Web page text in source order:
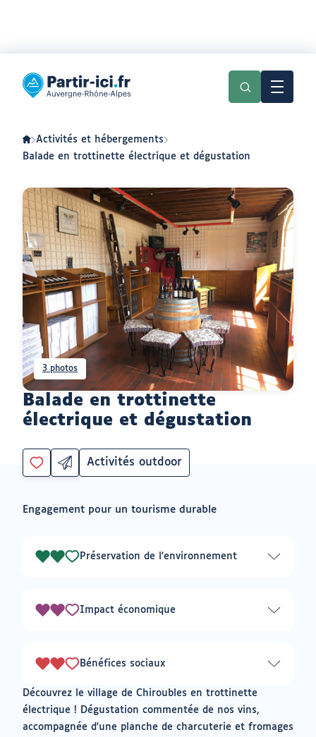
menu
contenu
Partir
ici
en
Auvergne-
Rhône-
Activités et hébergements
Balade en trottinette électrique et dégustation
Balade en trottinette
électrique et dégustation
3 photos
Vous
connecté
à
Partager
par
vers
messagerie
Catégorie
Activités outdoor
Engagement pour un tourisme durable
Préservation de l'environnement
2
Impact économique
2
Bénéfices sociaux
2
Découvrez le village de Chiroubles en trottinette
électrique ! Dégustation commentée de nos vins,
accompagnée d'une planche de charcuterie et fromages